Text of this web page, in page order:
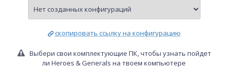
скопировать ссылку на конфигурацию
Выбери свои комплектующие ПК, чтобы узнать пойдет
ли Heroes & Generals на твоем компьютере